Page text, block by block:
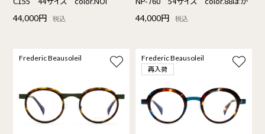
44,000円 税込 44,000円 税込
Frederic Beausoleil Frederic Beausoleil
再入荷